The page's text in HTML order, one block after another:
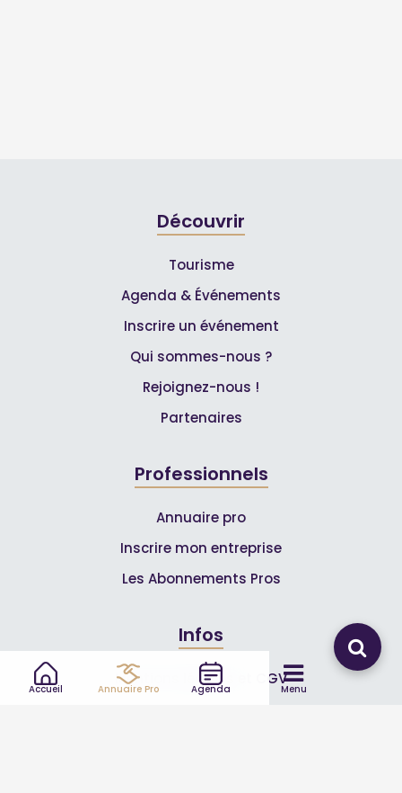
Accueil Annuaire Pro Agenda Menu
Découvrir
Tourisme
Agenda & Événements
Inscrire un événement
Qui sommes-nous ?
Rejoignez-nous !
Partenaires
Professionnels
Annuaire pro
Inscrire mon entreprise
Les Abonnements Pros
Infos
Mentions légales et CGV